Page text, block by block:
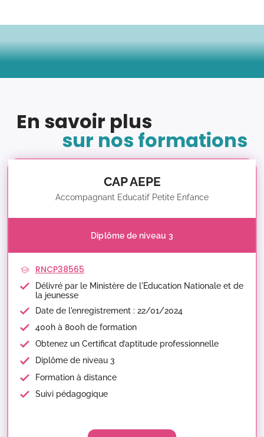
En savoir plus
sur nos formations
CAP AEPE
Accompagnant Educatif Petite Enfance
Diplôme de niveau 3
RNCP38565
Délivré par le Ministère de l'Education Nationale et de
la jeunesse
Date de l'enregistrement : 22/01/2024
400h à 800h de formation
Obtenez un Certificat d’aptitude professionnelle
Diplôme de niveau 3
Formation à distance
Suivi pédagogique